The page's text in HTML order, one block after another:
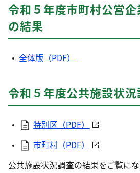
令和５年度市町村公営
の結果
全体版（PDF）
令和５年度公共施設状況
特別区（PDF）
市町村（PDF）
公共施設状況調査の結果をご覧にな